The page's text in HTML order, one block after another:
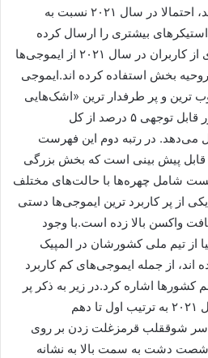
ملاقات‌های رودررو رخ می‌دهد، احتمالا در سال ۲۰۲۱ نسبت به
بیشتری را ارسال کرده
اید.به نظر می‌رسد که بسیاری از کاربران در سال ۲۰۲۱ از ایموجی‌ها
بخش استفاده کرده اند.ایموجی
ترین و پر طرفدار ترین «اشک‌هایی
از سر شوق» است که به طور قابل توجهی ۵ درصد از کل
می‌دهد. در رتبه دوم این فهرست
قابل پیش بینی است که بخش بزرگی
شامل چهره‌ها با حالت‌های مختلف
از پر کاربرد ترین ایموجی‌‌ها دستی
واکسن بالا زده است.با وجود
از تیم ملی کشورشان در المپیک
اند، از جمله ایموجی‌های کم کاربرد
به پرچم کشور‌ها اشاره کرد.در زیر به ذکر پر
کاربرد ترین ایموجی‌ها در سال ۲۰۲۱ به ترتیب اول تا دهم
سر شوققلب قرمزغلت زدن بر روی
شصت دشت به سمت بالا به نشانه